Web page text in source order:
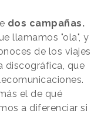
dos campañas.
llamamos "ola", y
de los viajes
discográfica, que
el de qué
a diferenciar si